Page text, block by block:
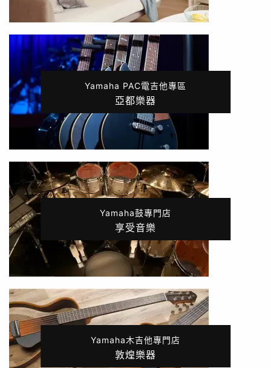
Yamaha PAC電吉他專區
亞都樂器
Yamaha鼓專門店
享受音樂
Yamaha木吉他專門店
敦煌樂器